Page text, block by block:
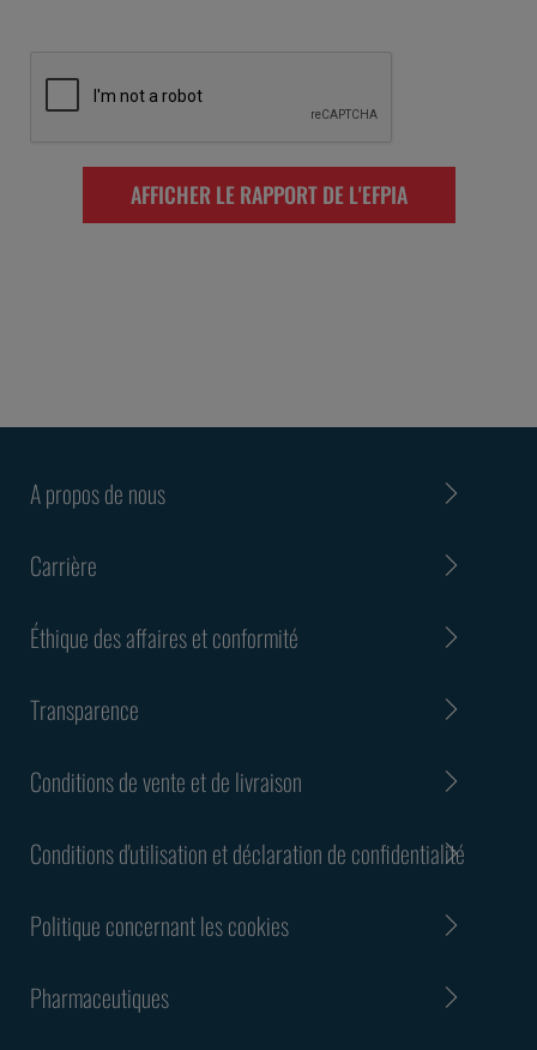
AFFICHER LE RAPPORT DE L'EFPIA
A propos de nous
Carrière
Éthique des affaires et conformité
Transparence
Conditions de vente et de livraison
Conditions d'utilisation et déclaration de confidentialité
Politique concernant les cookies
Pharmaceutiques